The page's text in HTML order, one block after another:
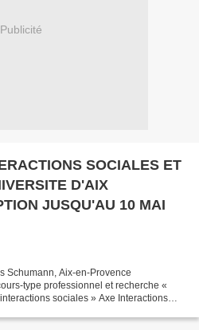
Publicité
SOCIALES ET
D'AIX
JUSQU'AU 10 MAI
Schumann, Aix-en-Provence
type professionnel et recherche «
sociales » Axe Interactions